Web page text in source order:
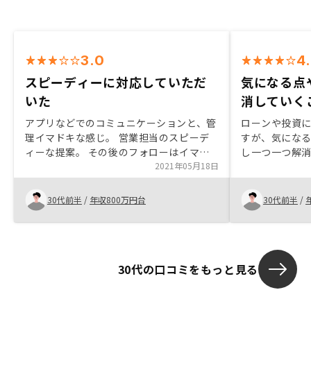
3.0
スピーディーに対応していただ
いた
アプリなどでのコミュニケーションと、管
理イマドキな感じ。 営業担当のスピーデ
ィーな提案。 その後のフォローはイマイ
チ。Amazonギフト券のあげるあげる詐
欺。こちらから催促ないと、渡す気ないで
しょ？
2021年05月18日
30代前半 / 年収800万円台
気になる点
消していく
ローンや投資
すが、気にな
し一つ一つ解
30代前半 /
30代の口コミをもっと見る